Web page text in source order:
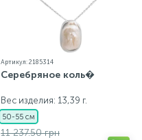
Артикул: 2185314
Серебряное коль�
Вес изделия: 13,39 г.
50-55 см
11 237.50 грн